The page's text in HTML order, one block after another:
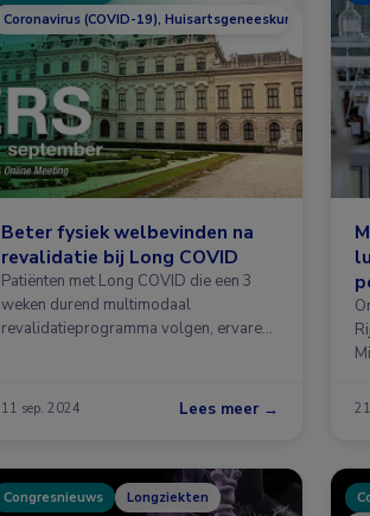
Coronavirus (COVID-19), Huisartsgeneeskunde,
Beter fysiek welbevinden na
revalidatie bij Long COVID
Patiënten met Long COVID die een 3
weken durend multimodaal
revalidatieprogramma volgen, ervaren
11 sep. 2024 Lees meer →
Congresnieuws Longziekten